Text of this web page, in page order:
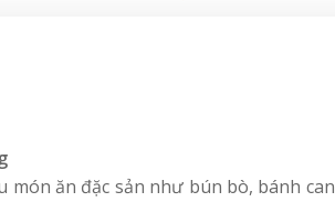
món ăn đặc sản như bún bò, bánh